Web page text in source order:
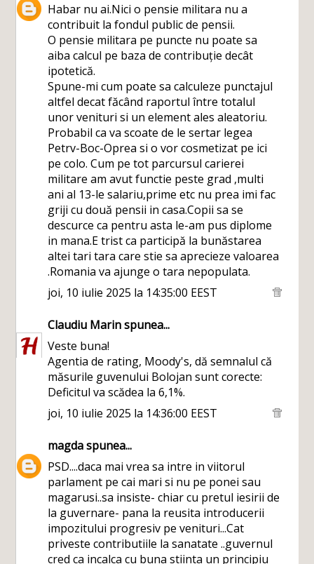
Habar nu ai.Nici o pensie militara nu a
contribuit la fondul public de pensii.
O pensie militara pe puncte nu poate sa
aiba calcul pe baza de contribuție decât
ipotetică.
Spune-mi cum poate sa calculeze punctajul
altfel decat făcând raportul între totalul
unor venituri si un element ales aleatoriu.
Probabil ca va scoate de le sertar legea
Petrv-Boc-Oprea si o vor cosmetizat pe ici
pe colo. Cum pe tot parcursul carierei
militare am avut functie peste grad ,multi
ani al 13-le salariu,prime etc nu prea imi fac
griji cu două pensii in casa.Copii sa se
descurce ca pentru asta le-am pus diplome
in mana.E trist ca participă la bunăstarea
altei tari tara care stie sa aprecieze valoarea
.Romania va ajunge o tara nepopulata.
joi, 10 iulie 2025 la 14:35:00 EEST
Claudiu Marinspunea...
Veste buna!
Agentia de rating, Moody's, dă semnalul că
măsurile guvenului Bolojan sunt corecte:
Deficitul va scădea la 6,1%.
joi, 10 iulie 2025 la 14:36:00 EEST
magdaspunea...
PSD....daca mai vrea sa intre in viitorul
parlament pe cai mari si nu pe ponei sau
magarusi..sa insiste- chiar cu pretul iesirii de
la guvernare- pana la reusita introducerii
impozitului progresiv pe venituri...Cat
priveste contributiile la sanatate ..guvernul
cred ca incalca cu buna stiinta un principiu